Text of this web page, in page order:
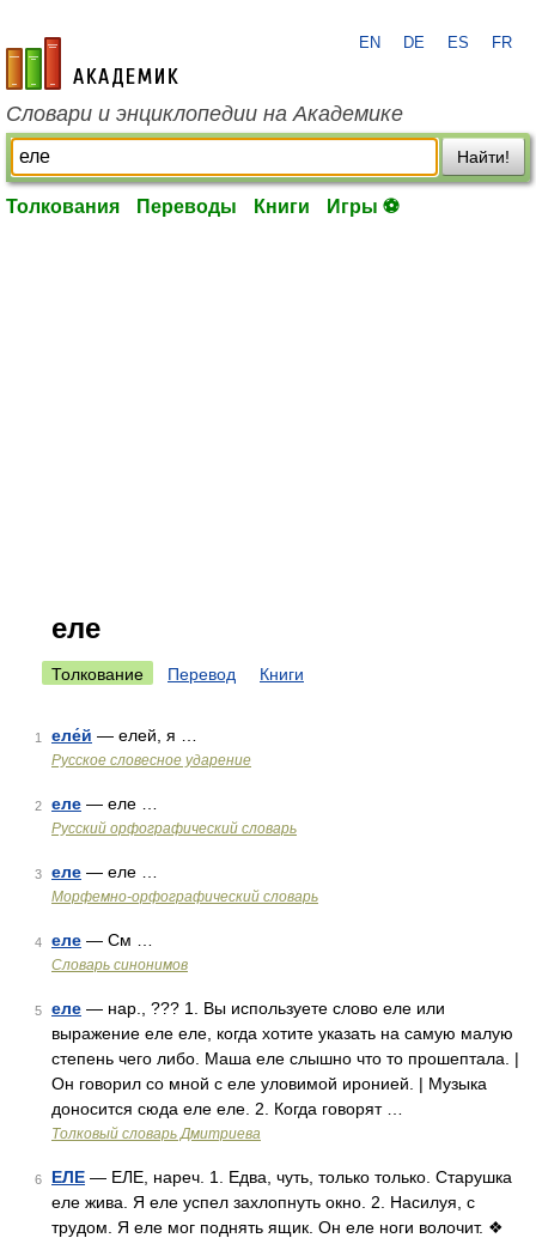
academic.ru
EN DE ES FR
Словари и энциклопедии на Академике
Найти!
Толкования Переводы Книги Игры ⚽
еле
Толкование Перевод Книги
1 еле́й — елей, я …
Русское словесное ударение
2 еле — еле …
Русский орфографический словарь
3 еле — еле …
Морфемно-орфографический словарь
4 еле — См …
Словарь синонимов
5 еле — нар., ??? 1. Вы используете слово еле или
выражение еле еле, когда хотите указать на самую малую
степень чего либо. Маша еле слышно что то прошептала. |
Он говорил со мной с еле уловимой иронией. | Музыка
доносится сюда еле еле. 2. Когда говорят …
Толковый словарь Дмитриева
6 ЕЛЕ — ЕЛЕ, нареч. 1. Едва, чуть, только только. Старушка
еле жива. Я еле успел захлопнуть окно. 2. Насилуя, с
трудом. Я еле мог поднять ящик. Он еле ноги волочит. ❖